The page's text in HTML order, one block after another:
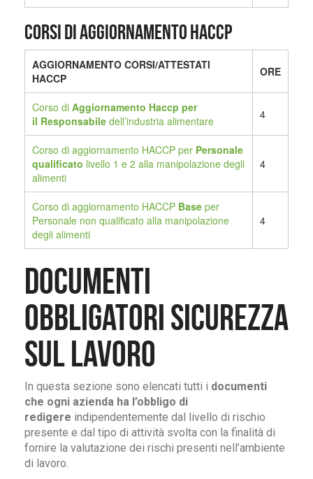
Corsi di aggiornamento HACCP
AGGIORNAMENTO CORSI/ATTESTATI
HACCP
ORE
Corso di Aggiornamento Haccp per
il Responsabile dell’industria alimentare 4
Corso di aggiornamento HACCP per Personale
qualificato livello 1 e 2 alla manipolazione degli
alimenti
4
Corso di aggiornamento HACCP Base per
Personale non qualificato alla manipolazione
degli alimenti
4
Documenti
obbligatori Sicurezza
sul Lavoro
In questa sezione sono elencati tutti i documenti
che ogni azienda ha l’obbligo di
redigere indipendentemente dal livello di rischio
presente e dal tipo di attività svolta con la finalità di
fornire la valutazione dei rischi presenti nell’ambiente
di lavoro.